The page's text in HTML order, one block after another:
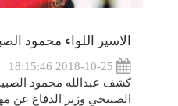
الاسير اللواء محمود
كشف عبدالله محمود
الصبيحي وزير الدفاع عن